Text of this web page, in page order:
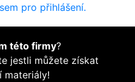
pro přihlášení.
této firmy?
jestli můžete získat
materiály!